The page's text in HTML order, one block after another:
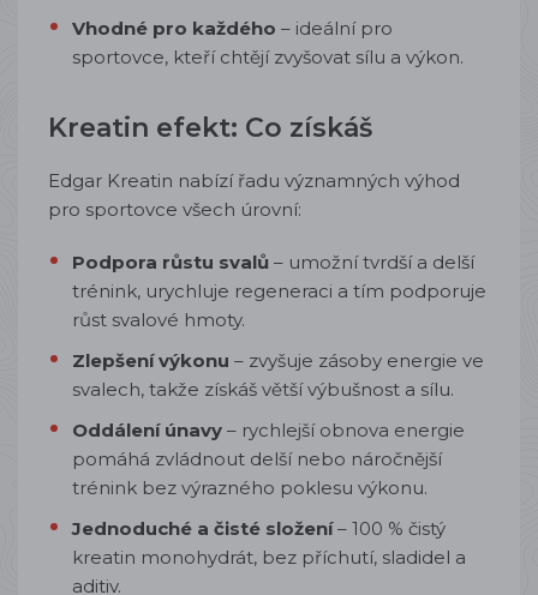
Vhodné pro každého – ideální pro
sportovce, kteří chtějí zvyšovat sílu a výkon.
Kreatin efekt: Co získáš
Edgar Kreatin nabízí řadu významných výhod
pro sportovce všech úrovní:
Podpora růstu svalů – umožní tvrdší a delší
trénink, urychluje regeneraci a tím podporuje
růst svalové hmoty.
Zlepšení výkonu – zvyšuje zásoby energie ve
svalech, takže získáš větší výbušnost a sílu.
Oddálení únavy – rychlejší obnova energie
pomáhá zvládnout delší nebo náročnější
trénink bez výrazného poklesu výkonu.
Jednoduché a čisté složení– 100 % čistý
kreatin monohydrát, bez příchutí, sladidel a
aditiv.